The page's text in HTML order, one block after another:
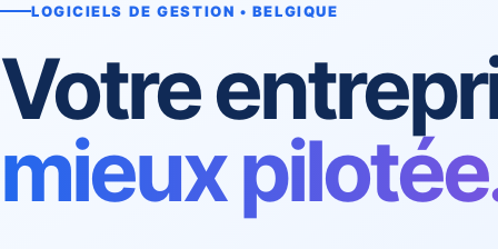
LOGICIELS DE GESTION • BELGIQUE
Votre
mieux